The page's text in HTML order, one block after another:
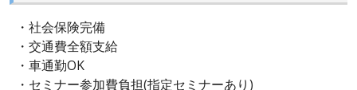
・社会保険完備
・交通費全額支給
・車通勤OK
・セミナー参加費負担(指定セミナーあり)